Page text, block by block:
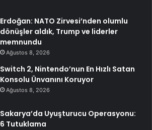
Erdoğan: NATO Zirvesi’nden olumlu
dönüşler aldık, Trump ve liderler
memnundu
Ağustos 8, 2026
Switch 2, Nintendo’nun En Hızlı Satan
Konsolu Ünvanını Koruyor
Ağustos 8, 2026
Sakarya’da Uyuşturucu Operasyonu:
6 Tutuklama